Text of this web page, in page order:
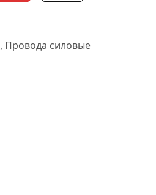
, Провода силовые